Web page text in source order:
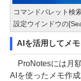
コマンドパレット検
設定ウインドウの
AIを活用してメ
ProNotesには月
AIを使ったメモ作